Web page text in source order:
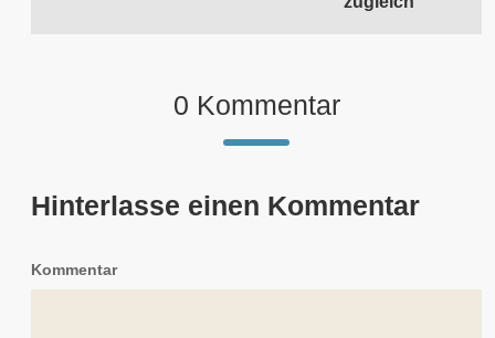
0 Kommentar
Hinterlasse einen Kommentar
Kommentar